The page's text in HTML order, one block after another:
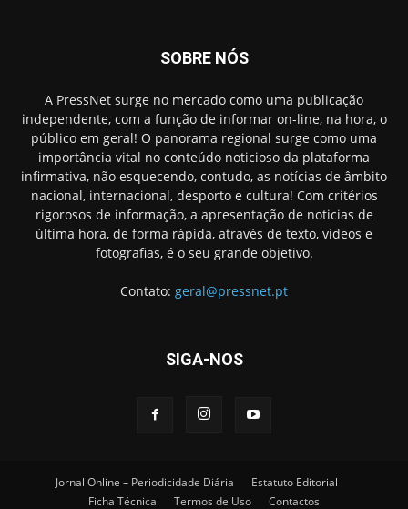
SOBRE NÓS
A PressNet surge no mercado como uma publicação
independente, com a função de informar on-line, na hora, o
público em geral! O panorama regional surge como uma
importância vital no conteúdo noticioso da plataforma
infirmativa, não esquecendo, contudo, as notícias de âmbito
nacional, internacional, desporto e cultura! Com critérios
rigorosos de informação, a apresentação de noticias de
última hora, de forma rápida, através de texto, vídeos e
fotografias, é o seu grande objetivo.
Contato: geral@pressnet.pt
SIGA-NOS
Jornal Online – Periodicidade Diária
Estatuto Editorial
Ficha Técnica
Termos de Uso Contactos